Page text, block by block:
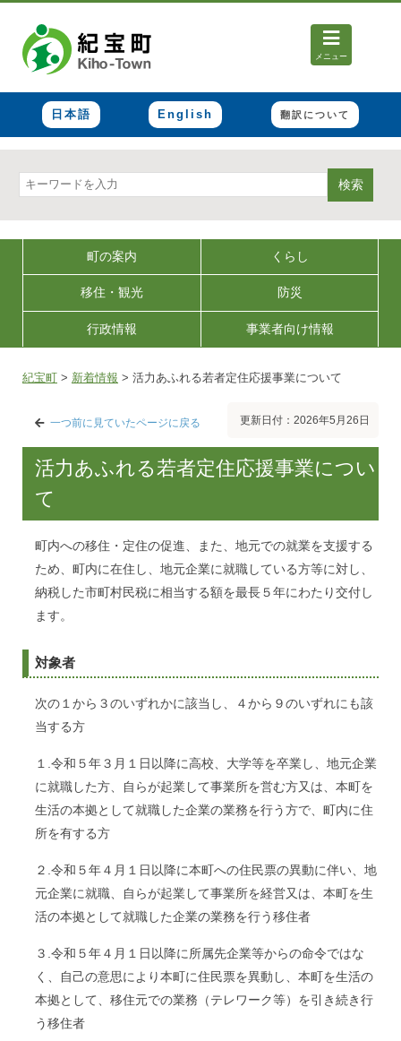
メニュー
日本語 English 翻訳について
検索
町の案内 くらし
移住・観光 防災
行政情報 事業者向け情報
紀宝町 > 新着情報 > 活力あふれる若者定住応援事業について
一つ前に見ていたページに戻る 更新日付：2026年5月26日
活力あふれる若者定住応援事業につい
て
町内への移住・定住の促進、また、地元での就業を支援する
ため、町内に在住し、地元企業に就職している方等に対し、
納税した市町村民税に相当する額を最長５年にわたり交付し
ます。
対象者
次の１から３のいずれかに該当し、４から９のいずれにも該
当する方
１.令和５年３月１日以降に高校、大学等を卒業し、地元企業
に就職した方、自らが起業して事業所を営む方又は、本町を
生活の本拠として就職した企業の業務を行う方で、町内に住
所を有する方
２.令和５年４月１日以降に本町への住民票の異動に伴い、地
元企業に就職、自らが起業して事業所を経営又は、本町を生
活の本拠として就職した企業の業務を行う移住者
３.令和５年４月１日以降に所属先企業等からの命令ではな
く、自己の意思により本町に住民票を異動し、本町を生活の
本拠として、移住元での業務（テレワーク等）を引き続き行
う移住者